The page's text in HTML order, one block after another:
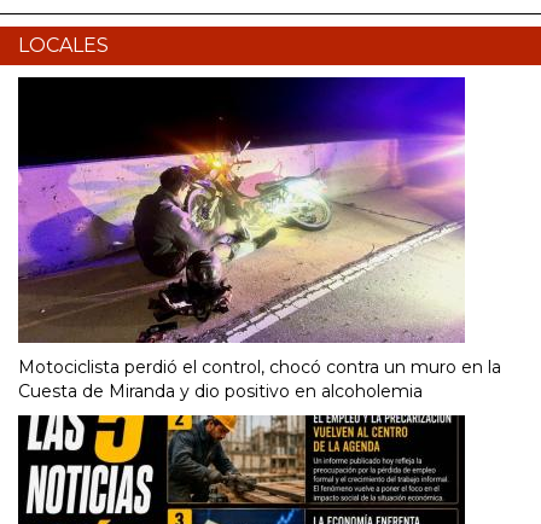
LOCALES
Motociclista perdió el control, chocó contra un muro en la
Cuesta de Miranda y dio positivo en alcoholemia